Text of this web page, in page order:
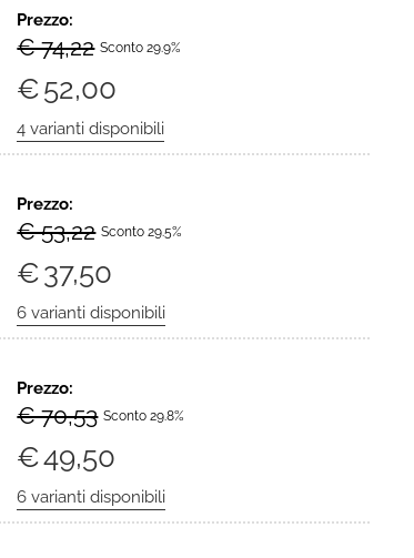
Prezzo:
€ 74,22 Sconto 29.9%
€52,00
Prezzo:
€ 53,22 Sconto 29.5%
€37,50
Prezzo:
€ 70,53 Sconto 29.8%
€49,50